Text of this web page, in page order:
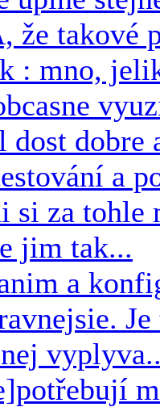
že takové
: mno,
dost dobre
a
za tohle
jim tak...
a